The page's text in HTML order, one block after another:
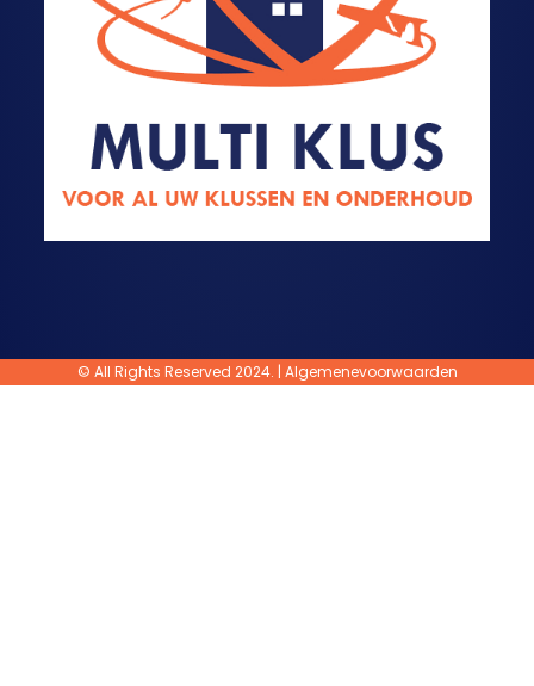
© All Rights Reserved 2024. | Algemenevoorwaarden